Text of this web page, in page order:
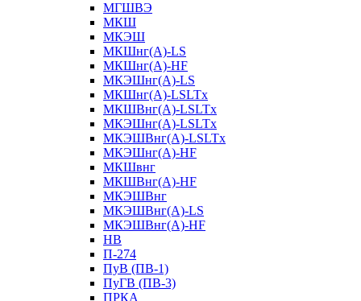
МГШВЭ
МКШ
МКЭШ
МКШнг(А)-LS
МКШнг(А)-HF
МКЭШнг(А)-LS
МКШнг(А)-LSLTx
МКШВнг(A)-LSLTx
МКЭШнг(А)-LSLTx
МКЭШВнг(A)-LSLTx
МКЭШнг(А)-HF
МКШвнг
МКШВнг(А)-HF
МКЭШВнг
МКЭШВнг(А)-LS
МКЭШВнг(А)-HF
НВ
П-274
ПуВ (ПВ-1)
ПуГВ (ПВ-3)
ПРКА